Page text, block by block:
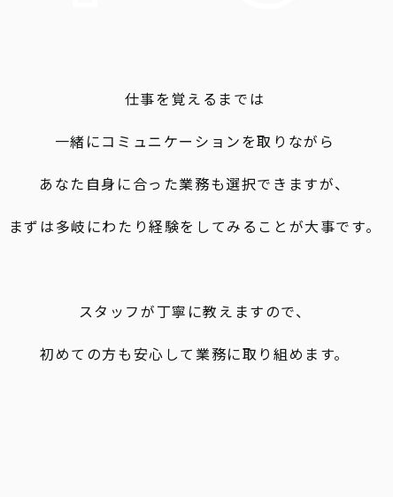
仕事を覚えるまでは
一緒にコミュニケーションを取りながら
あなた自身に合った業務も選択できますが、
まずは多岐にわたり経験をしてみることが大事です。
スタッフが丁寧に教えますので、
初めての方も安心して業務に取り組めます。